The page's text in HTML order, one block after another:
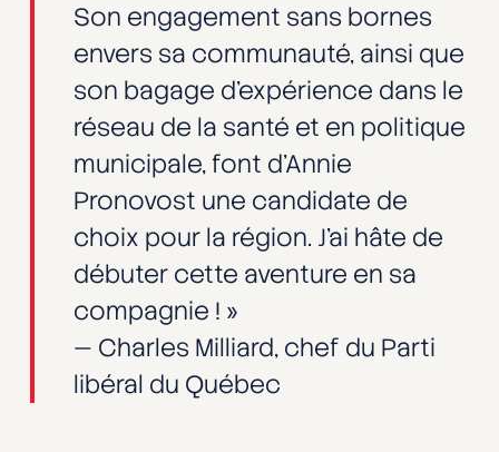
Son engagement sans bornes
envers sa communauté, ainsi que
son bagage d’expérience dans le
réseau de la santé et en politique
municipale, font d’Annie
Pronovost une candidate de
choix pour la région. J’ai hâte de
débuter cette aventure en sa
compagnie ! »
— Charles Milliard, chef du Parti
libéral du Québec